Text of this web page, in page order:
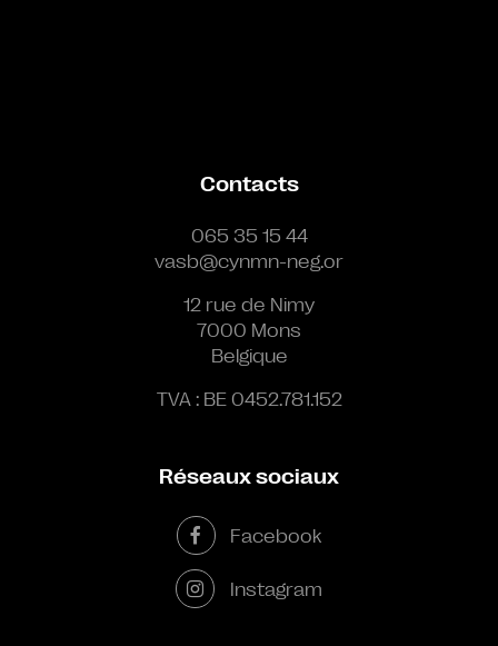
Contacts
065 35 15 44
vasb@cynmn-neg.or
12 rue de Nimy
7000 Mons
Belgique
TVA : BE 0452.781.152
Réseaux sociaux
Facebook
Instagram